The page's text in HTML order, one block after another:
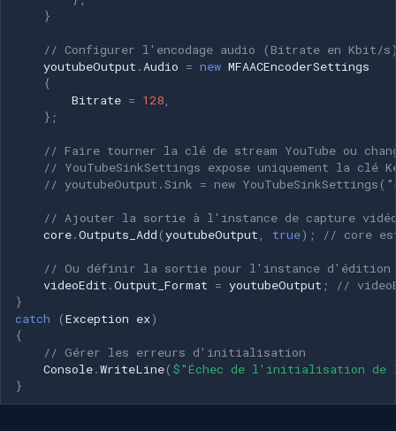
}
// Configurer l'encodage audio (Bitrate en Kbit/
youtubeOutput . Audio = new MFAACEncoderSettings
{
Bitrate = 128
};
// Faire tourner la clé de stream YouTube ou
// YouTubeSinkSettings expose uniquement la
// youtubeOutput.Sink = new
// Ajouter la sortie à l'instance de capture
core.Outputs_Add (youtubeOutput true); // core est
// Ou définir la sortie pour l'instance d'édition
videoEdit .Output_Format = youtubeOutput ;
//
}
catch
(Exception ex)
{
// Gérer les erreurs d'initialisation
Console.WriteLine( $"Échec de l'initialisation de
}